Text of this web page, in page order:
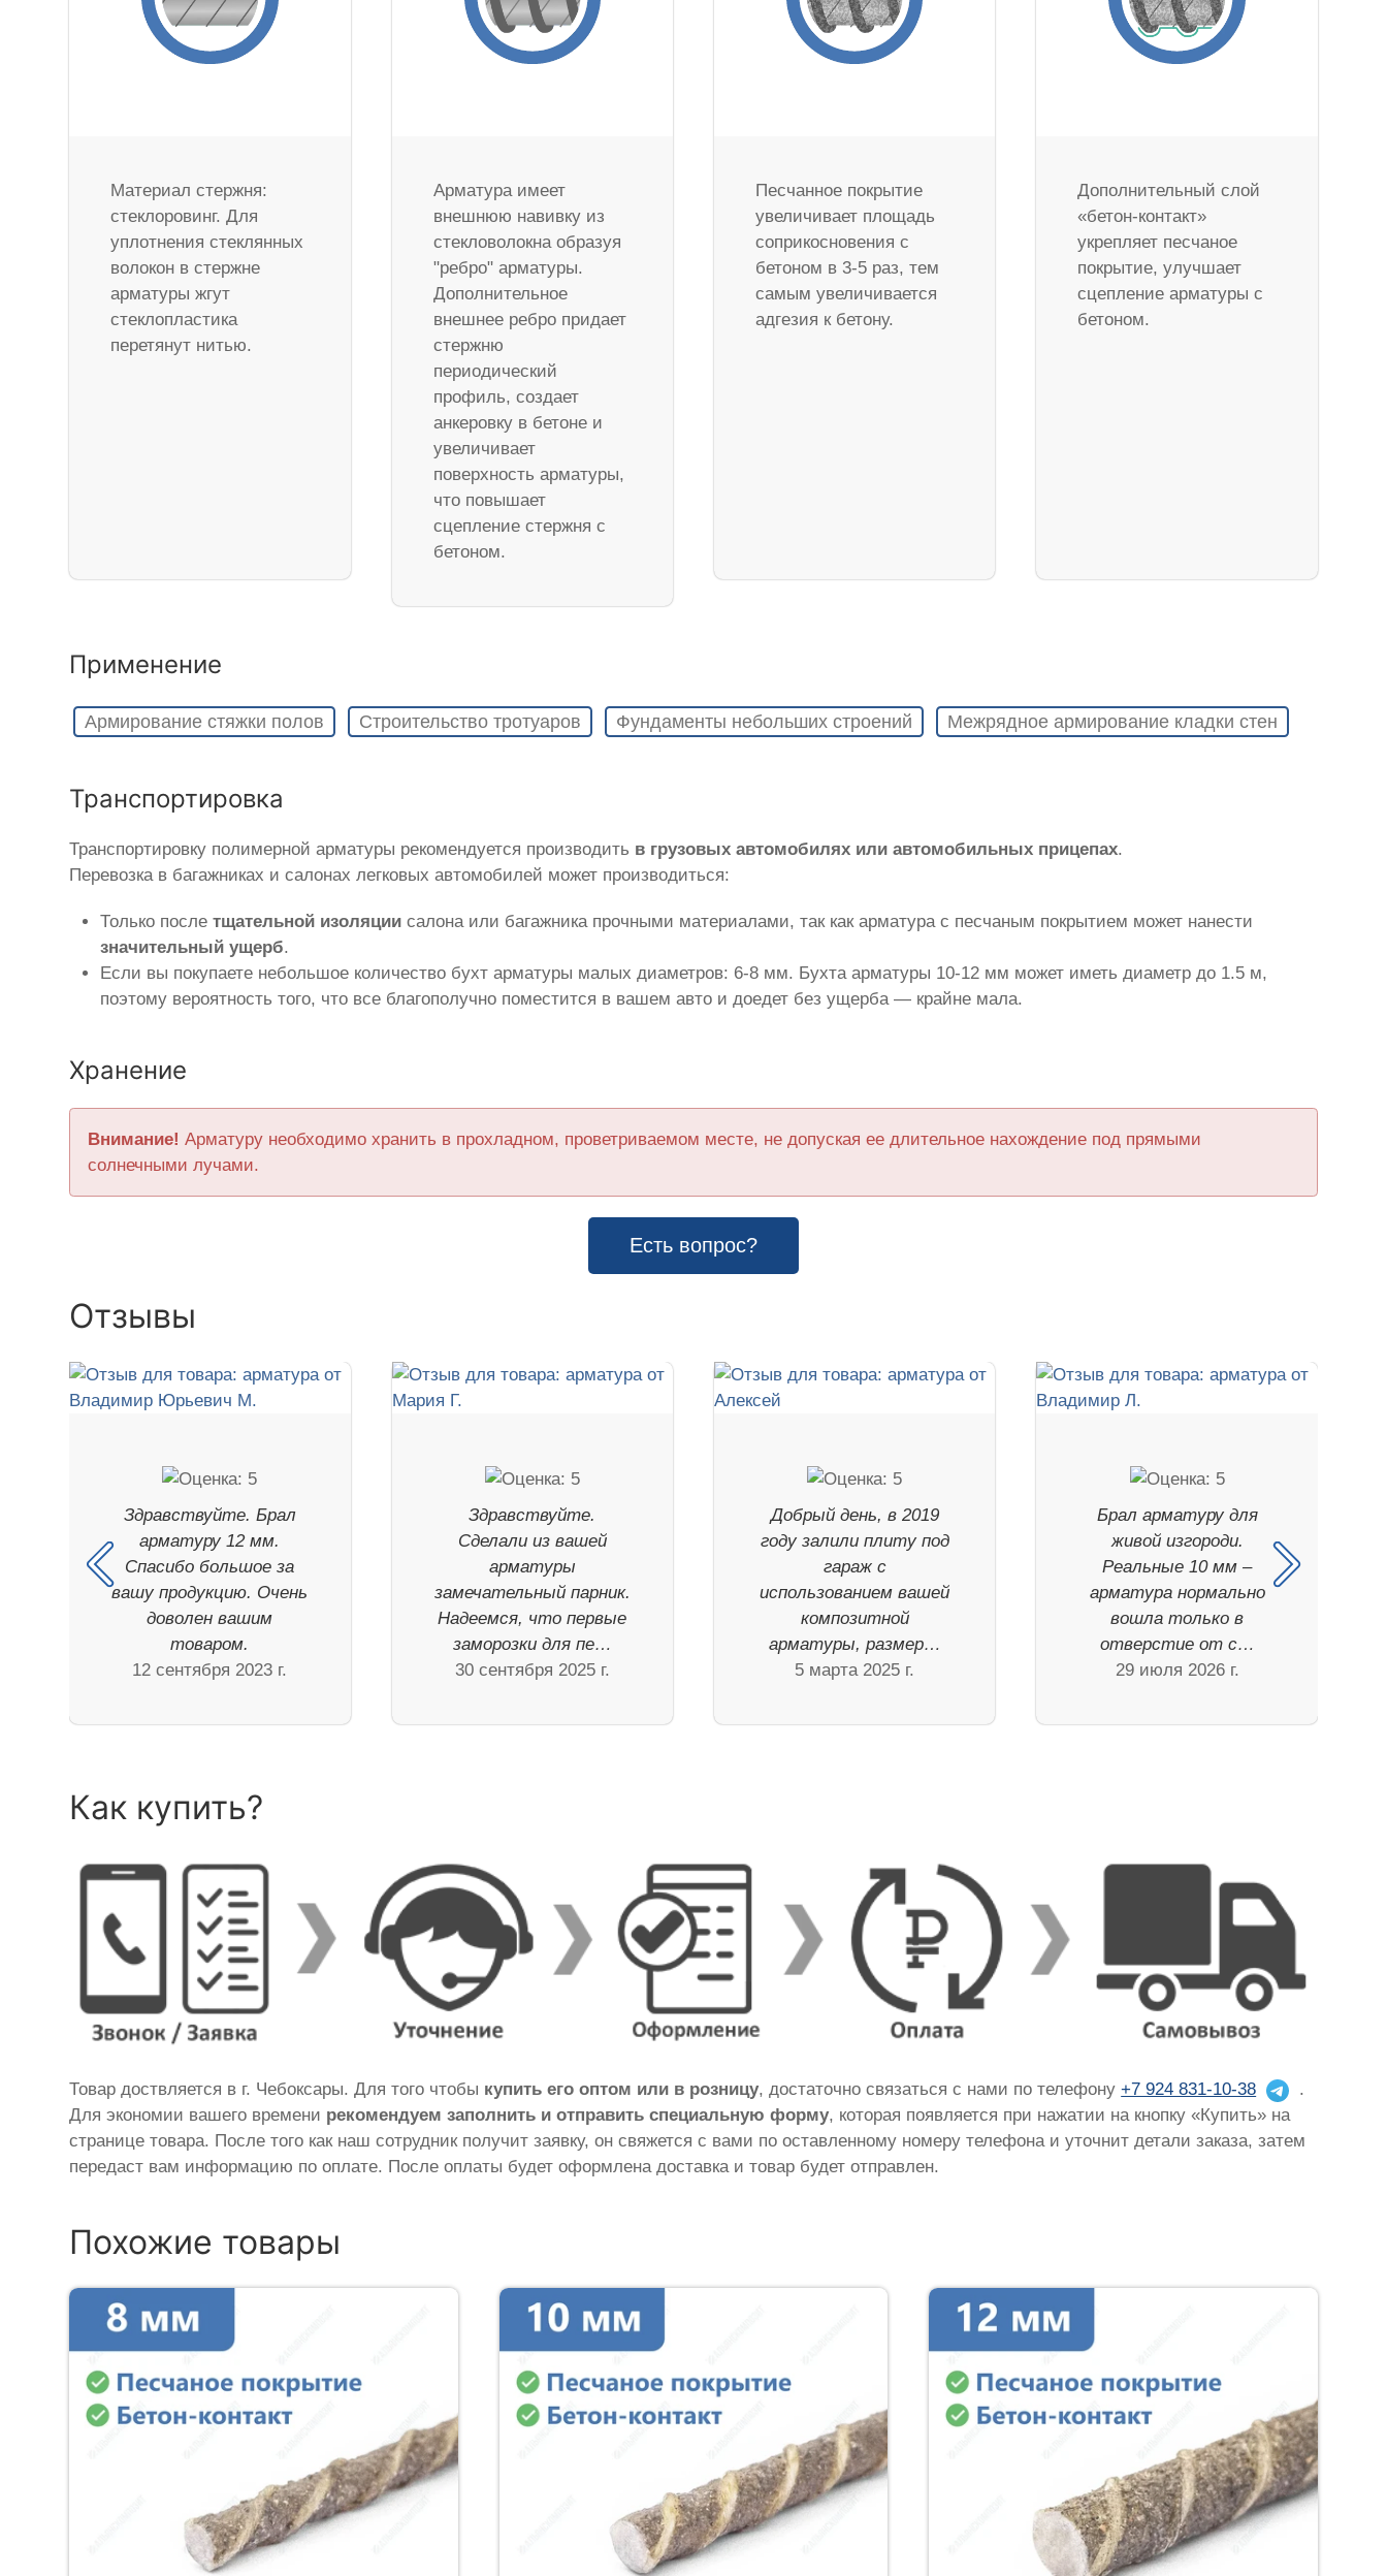
Материал стержня:
стеклоровинг. Для
уплотнения стеклянных
волокон в стержне
арматуры жгут
стеклопластика
перетянут нитью.
Арматура имеет
внешнюю навивку из
стекловолокна образуя
"ребро" арматуры.
Дополнительное
внешнее ребро придает
стержню
периодический
профиль, создает
анкеровку в бетоне и
увеличивает
поверхность арматуры,
что повышает
сцепление стержня с
бетоном.
Песчанное покрытие
увеличивает площадь
соприкосновения с
бетоном в 3-5 раз, тем
самым увеличивается
адгезия к бетону.
Дополнительный слой
«бетон-контакт»
укрепляет песчаное
покрытие, улучшает
сцепление арматуры с
бетоном.
Применение
Армирование стяжки полов Строительство тротуаров Фундаменты небольших строений Межрядное армирование кладки стен
Транспортировка
Транспортировку полимерной арматуры рекомендуется производить в грузовых автомобилях или автомобильных прицепах.
Перевозка в багажниках и салонах легковых автомобилей может производиться:
Только послетщательной изоляции салона или багажника прочными материалами, так как арматура с песчаным покрытием может нанести
значительный ущерб.
Если вы покупаете небольшое количество бухт арматуры малых диаметров: 6-8 мм. Бухта арматуры 10-12 мм может иметь диаметр до 1.5 м,
поэтому вероятность того, что все благополучно поместится в вашем авто и доедет без ущерба — крайне мала.
Хранение
Внимание! Арматуру необходимо хранить в прохладном, проветриваемом месте, не допуская ее длительное нахождение под прямыми
солнечными лучами.
Есть вопрос?
Отзывы
Здравствуйте. Брал
арматуру 12 мм.
Спасибо большое за
вашу продукцию. Очень
доволен вашим
товаром.
12 сентября 2023 г.
Здравствуйте.
Сделали из вашей
арматуры
замечательный парник.
Надеемся, что первые
заморозки для пе…
30 сентября 2025 г.
Добрый день, в 2019
году залили плиту под
гараж с
использованием вашей
композитной
арматуры, размер…
5 марта 2025 г.
Брал арматуру для
живой изгороди.
Реальные 10 мм –
арматура нормально
вошла только в
отверстие от с…
29 июля 2026 г.
Как купить?
Товар доствляется в г. Чебоксары. Для того чтобы купить его оптом или в розницу, достаточно связаться с нами по телефону+7 924 831-10-38
.
Для экономии вашего времени рекомендуем заполнить и отправить специальную форму, которая появляется при нажатии на кнопку «Купить» на
странице товара. После того как наш сотрудник получит заявку, он свяжется с вами по оставленному номеру телефона и уточнит детали заказа, затем
передаст вам информацию по оплате. После оплаты будет оформлена доставка и товар будет отправлен.
Похожие товары